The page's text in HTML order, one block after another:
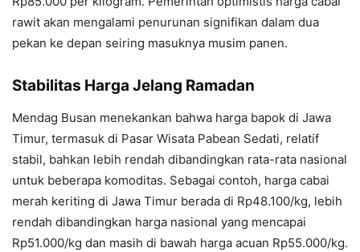
rawit akan mengalami penurunan signifikan dalam dua
pekan ke depan seiring masuknya musim panen.
Stabilitas Harga Jelang Ramadan
Mendag Busan menekankan bahwa harga bapok di Jawa
Timur, termasuk di Pasar Wisata Pabean Sedati, relatif
stabil, bahkan lebih rendah dibandingkan rata-rata nasional
untuk beberapa komoditas. Sebagai contoh, harga cabai
merah keriting di Jawa Timur berada di Rp48.100/kg, lebih
rendah dibandingkan harga nasional yang mencapai
Rp51.000/kg dan masih di bawah harga acuan Rp55.000/kg.